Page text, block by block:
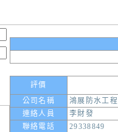
評價
公司名稱
鴻展防水工程
連絡人員
李財發
聯絡電話
29338849